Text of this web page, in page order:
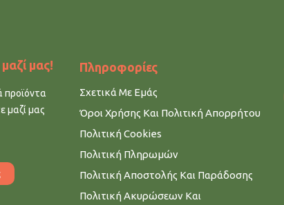
μας!
προϊόντα
μαζί μας
Πληροφορίες
Σχετικά Με Εμάς
Όροι Χρήσης Και Πολιτική Απορρήτου
Πολιτική Cookies
Πολιτική Πληρωμών
Πολιτική Αποστολής Και Παράδοσης
Πολιτική Ακυρώσεων Και